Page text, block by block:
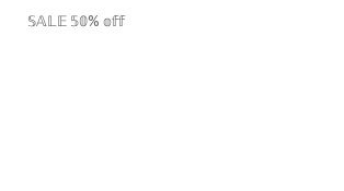
𝕊𝔸𝕃𝔼 𝟝𝟘% 𝕠𝕗𝕗